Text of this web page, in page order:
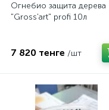
Огнебио защита дерева
"Gross'art" profi 10л
7 820 тенге /шт